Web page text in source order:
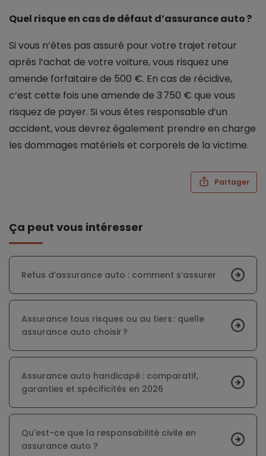
Quel risque en cas de défaut d’assurance auto ?
Si vous n’êtes pas assuré pour votre trajet retour
après l’achat de votre voiture, vous risquez une
amende forfaitaire de 500 €. En cas de récidive,
c’est cette fois une amende de 3 750 € que vous
risquez de payer. Si vous êtes responsable d’un
accident, vous devrez également prendre en charge
les dommages matériels et corporels de la victime.
Partager
Ça peut vous intéresser
Refus d’assurance auto : comment s’assurer
Assurance tous risques ou au tiers : quelle
assurance auto choisir ?
Assurance auto handicapé : comparatif,
garanties et spécificités en 2026
Qu'est-ce que la responsabilité civile en
assurance auto ?